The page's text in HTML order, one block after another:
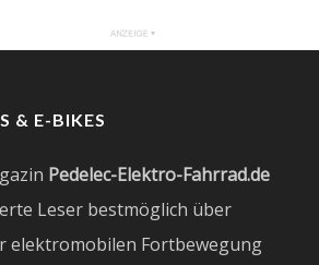
& E-BIKES
Pedelec-Elektro-Fahrrad.de
Leser bestmöglich über
elektromobilen Fortbewegung